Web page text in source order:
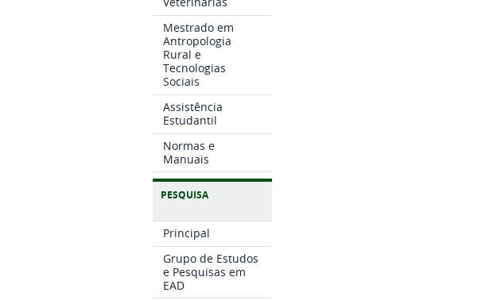
Mestrado em
Antropologia
Rural e
Tecnologias
Sociais
Assistência
Estudantil
Normas e
Manuais
PESQUISA
Principal
Grupo de Estudos
e Pesquisas em
EAD